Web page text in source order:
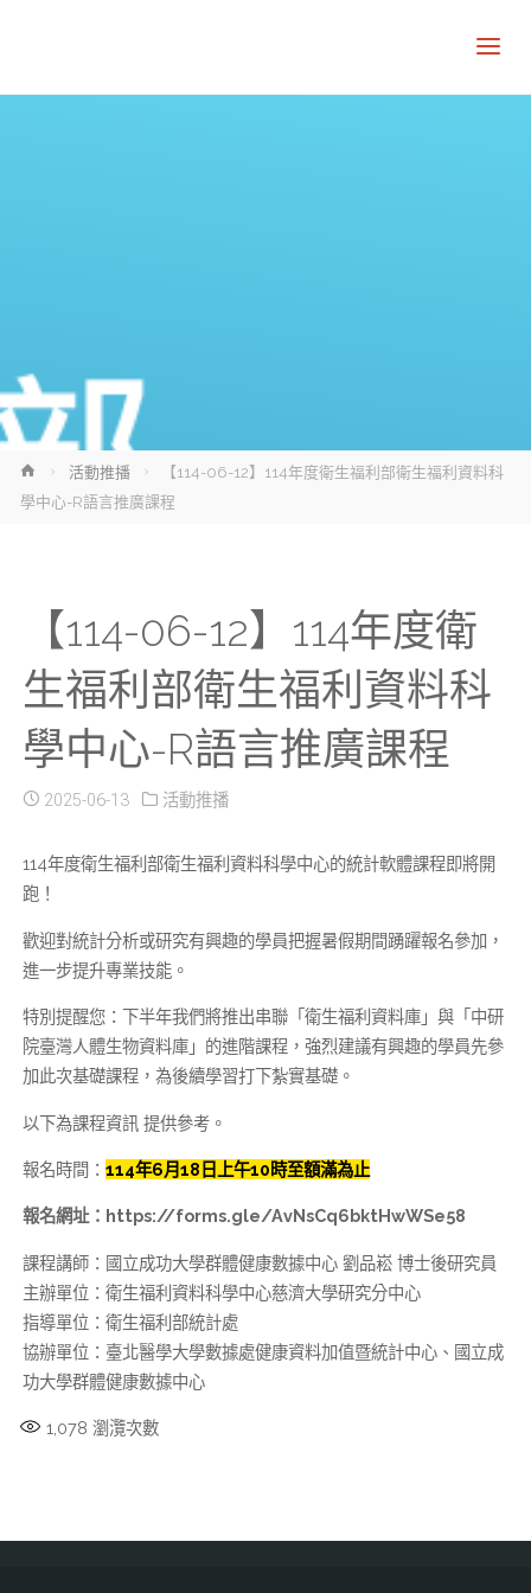
Home活動推播
【114-06-12】114年度衛生福利部衛生福利資料科
學中心-R語言推廣課程
【114-06-12】114年度衛
生福利部衛生福利資料科
學中心-R語言推廣課程
2025-06-13 活動推播
114年度衛生福利部衛生福利資料科學中心的統計軟體課程即將開
跑！
歡迎對統計分析或研究有興趣的學員把握暑假期間踴躍報名參加，
進一步提升專業技能。
特別提醒您：下半年我們將推出串聯「衛生福利資料庫」與「中研
院臺灣人體生物資料庫」的進階課程，強烈建議有興趣的學員先參
加此次基礎課程，為後續學習打下紮實基礎。
以下為課程資訊 提供參考。
報名時間： 114年6月18日上午10時至額滿為止
報名網址：https://forms.gle/AvNsCq6bktHwWSe58
課程講師：國立成功大學群體健康數據中心 劉品崧 博士後研究員
主辦單位：衛生福利資料科學中心慈濟大學研究分中心
指導單位：衛生福利部統計處
協辦單位：臺北醫學大學數據處健康資料加值暨統計中心、國立成
功大學群體健康數據中心
1,078 瀏灠次數